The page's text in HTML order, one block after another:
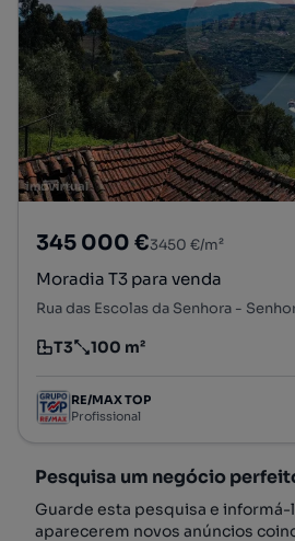
345 000 €3450 €/m²
Moradia T3 para venda
Tipologia
T3
Preço por metro quadrado
100 m²
RE/MAX TOP
Profissional
Pesquisa um negócio
Guarde esta pesquisa e
aparecerem novos anúncios